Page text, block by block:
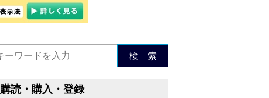
検 索
購読・購入・登録